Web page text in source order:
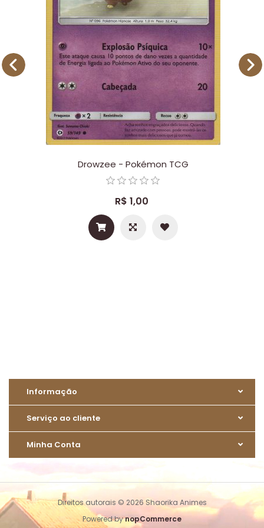
Drowzee - Pokémon TCG
R$ 1,00
Informação
Serviço ao cliente
Minha Conta
Direitos autorais © 2026 Shaorika Animes
Powered bynopCommerce